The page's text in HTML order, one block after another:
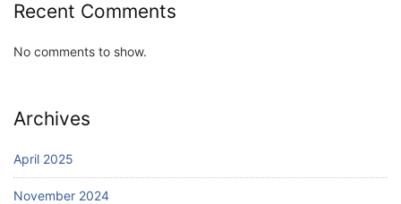
Recent Comments
No comments to show.
Archives
April 2025
November 2024